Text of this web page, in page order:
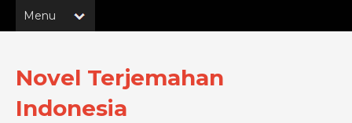
Novel Terjemahan
Indonesia